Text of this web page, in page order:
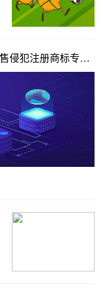
侵犯注册商标专用